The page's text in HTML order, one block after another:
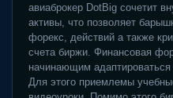
авиаброкер DotBig сочетит
активы, что позволяет
форекс, действий а также
счета биржи. Финансовая
начинающим
Для этого приемлемы